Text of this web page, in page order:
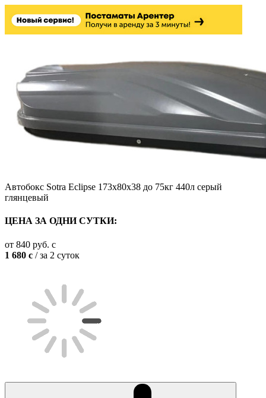
Автобокс Sotra Eclipse 173х80х38 до 75кг 440л серый
глянцевый
ЦЕНА ЗА ОДНИ СУТКИ:
от 840 руб. c
1 680 c / за 2 суток